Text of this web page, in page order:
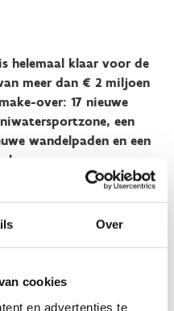
Over
cookies
en advertenties te
helemaal klaar voor de
meer dan € 2 miljoen
over: 17 nieuwe
een
wandelpaden en een
Onder impuls van